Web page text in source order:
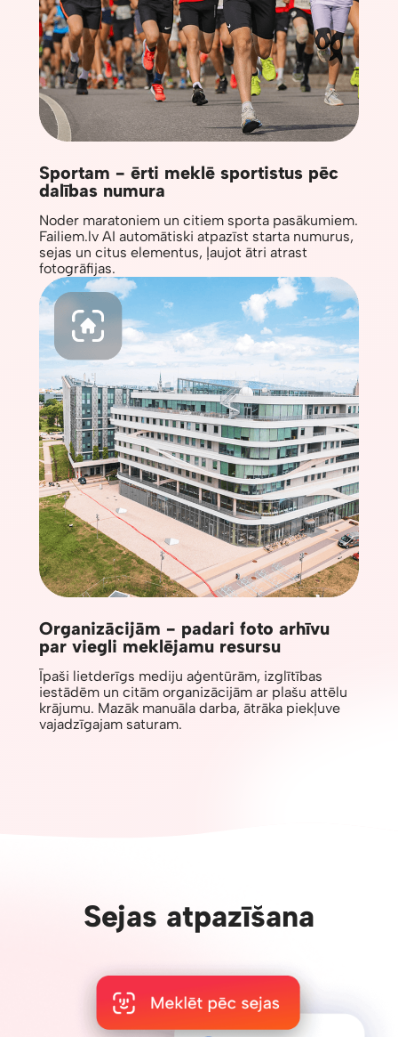
Sportam - ērti meklē sportistus pēc
dalības numura
Noder maratoniem un citiem sporta pasākumiem.
Failiem.lv AI automātiski atpazīst starta numurus,
sejas un citus elementus, ļaujot ātri atrast
fotogrāfijas.
Organizācijām - padari foto arhīvu
par viegli meklējamu resursu
Īpaši lietderīgs mediju aģentūrām, izglītības
iestādēm un citām organizācijām ar plašu attēlu
krājumu. Mazāk manuāla darba, ātrāka piekļuve
vajadzīgajam saturam.
Sejas atpazīšana